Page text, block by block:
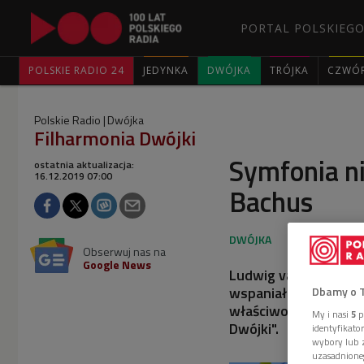
PORTAL
POLSKIE RADIO 24 JEDYNKA DWÓJKA TRÓJKA
Polskie Radio Dwójka
Filharmonia Dwójki
Symfonia
Bachus
ostatnia aktualizacja:
16.12.2019 07:00
Obserwuj nas na
Google News
Ludwig van
wspaniałego wina,
właściwościach
Dwójki".
Dbamy o
My i nasi 5
wybory lub